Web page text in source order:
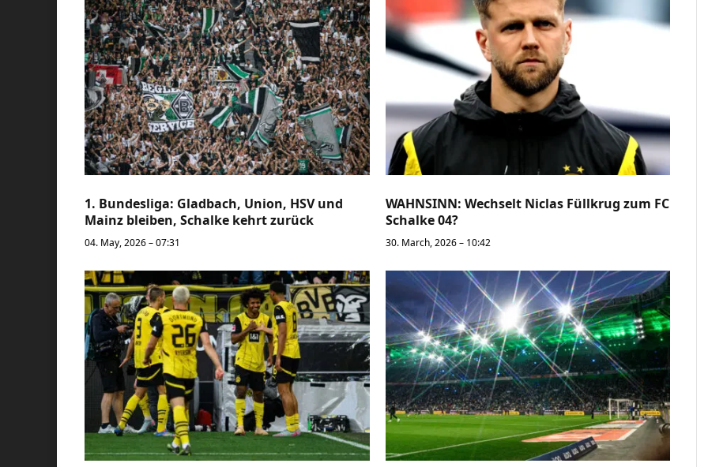
1. Bundesliga: Gladbach, Union, HSV und
Mainz bleiben, Schalke kehrt zurück
04. May, 2026 – 07:31
WAHNSINN: Wechselt Niclas Füllkrug zum FC
Schalke 04?
30. March, 2026 – 10:42